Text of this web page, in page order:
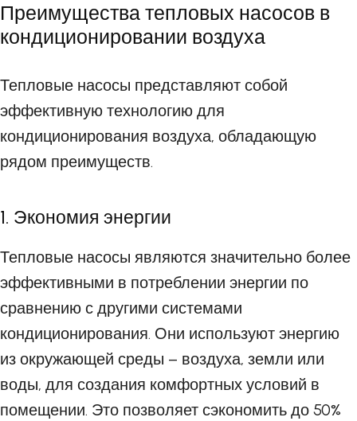
Преимущества тепловых насосов в
кондиционировании воздуха
Тепловые насосы представляют собой
эффективную технологию для
кондиционирования воздуха, обладающую
рядом преимуществ.
1. Экономия энергии
Тепловые насосы являются значительно более
эффективными в потреблении энергии по
сравнению с другими системами
кондиционирования. Они используют энергию
из окружающей среды – воздуха, земли или
воды, для создания комфортных условий в
помещении. Это позволяет сэкономить до 50%